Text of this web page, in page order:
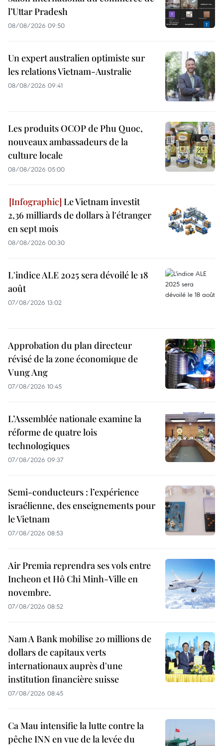
l’Uttar Pradesh
08/08/2026 09:50
Un expert australien optimiste sur
les relations Vietnam-Australie
08/08/2026 09:41
Les produits OCOP de Phu Quoc,
nouveaux ambassadeurs de la
culture locale
08/08/2026 05:00
Le Vietnam investit
2,36 milliards de dollars à l'étranger
en sept mois
08/08/2026 00:30
L'indice ALE 2025 sera dévoilé le 18
août
07/08/2026 13:02
Approbation du plan directeur
révisé de la zone économique de
Vung Ang
07/08/2026 10:45
L’Assemblée nationale examine la
réforme de quatre lois
technologiques
07/08/2026 09:37
Semi-conducteurs : l’expérience
israélienne, des enseignements pour
le Vietnam
07/08/2026 08:53
Air Premia reprendra ses vols entre
Incheon et Hô Chi Minh-Ville en
novembre.
07/08/2026 08:52
Nam A Bank mobilise 20 millions de
dollars de capitaux verts
internationaux auprès d'une
institution financière suisse
07/08/2026 08:45
Ca Mau intensifie la lutte contre la
pêche INN en vue de la levée du